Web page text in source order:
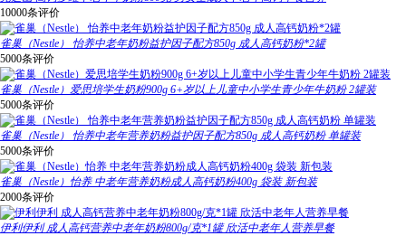
10000条评价
雀巢（Nestle） 怡养中老年奶粉益护因子配方850g 成人高钙奶粉*2罐
5000条评价
雀巢（Nestle）爱思培学生奶粉900g 6+岁以上儿童中小学生青少年牛奶粉 2罐装
5000条评价
雀巢（Nestle） 怡养中老年营养奶粉益护因子配方850g 成人高钙奶粉 单罐装
5000条评价
雀巢（Nestle）怡养 中老年营养奶粉成人高钙奶粉400g 袋装 新包装
2000条评价
伊利伊利 成人高钙营养中老年奶粉800g/克*1罐 欣活中老年人营养早餐